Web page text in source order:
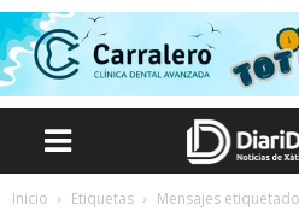
Inicio Etiquetas Mensajes